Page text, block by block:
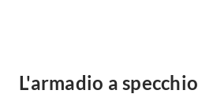
L'armadio a specchio